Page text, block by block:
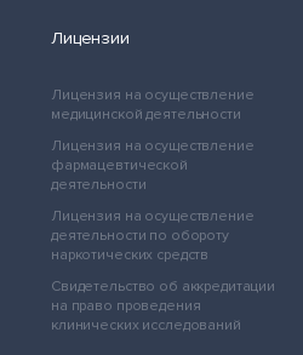
Лицензии
Лицензия на осуществление
медицинской деятельности
Лицензия на осуществление
фармацевтической
деятельности
Лицензия на осуществление
деятельности по обороту
наркотических средств
Свидетельство об аккредитации
на право проведения
клинических исследований